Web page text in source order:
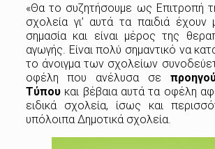
«Θα το συζητήσουμε ως Επιτροπή
σχολεία γι’ αυτά τα παιδιά έχουν
σημασία και είναι μέρος της
αγωγής. Είναι πολύ σημαντικό να
το άνοιγμα των σχολείων
οφέλη που ανέλυσα σε
Τύπουκαι βέβαια αυτά τα οφέλη
ειδικά σχολεία, ίσως και
υπόλοιπα Δημοτικά σχολεία.